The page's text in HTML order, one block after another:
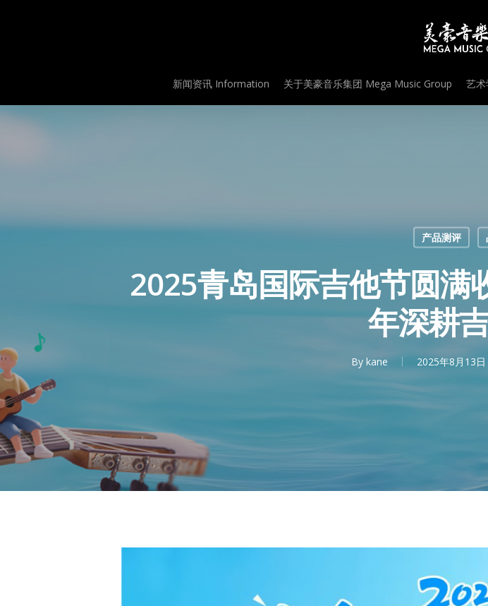
新闻资讯 Information 关于美豪音乐集团 Mega Music Group 艺术
产品测评
2025青岛国际吉他节圆满
年深耕
By kane 2025年8月13日